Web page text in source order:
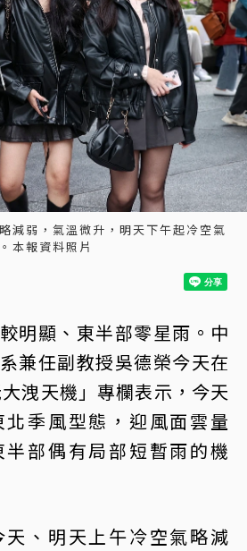
減弱，氣溫微升，明天下午起冷空氣
本報資料照片
明顯、東半部零星雨。中
兼任副教授吳德榮今天在
大洩天機」專欄表示，今天
季風型態，迎風面雲量
部偶有局部短暫雨的機
、明天上午冷空氣略減